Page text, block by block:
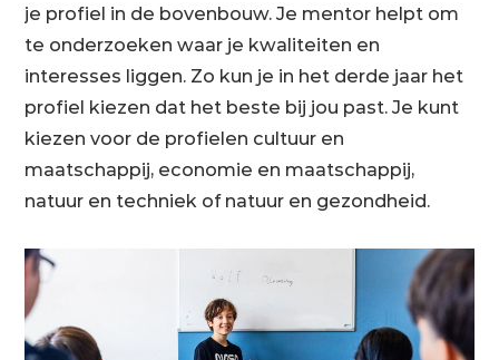
je profiel in de bovenbouw. Je mentor helpt om
te onderzoeken waar je kwaliteiten en
interesses liggen. Zo kun je in het derde jaar het
profiel kiezen dat het beste bij jou past. Je kunt
kiezen voor de profielen cultuur en
maatschappij, economie en maatschappij,
natuur en techniek of natuur en gezondheid.